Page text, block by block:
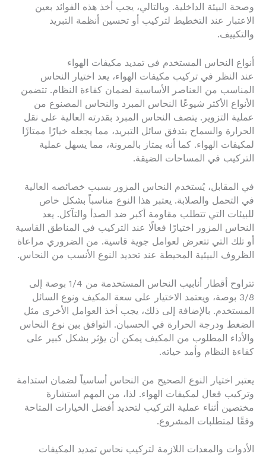
وصحة البيئة الداخلية. وبالتالي، يجب أخذ هذه الفوائد بعين
الاعتبار عند التخطيط لتركيب أو تحسين أنظمة التبريد
والتكييف.
أنواع النحاس المستخدم في تمديد مكيفات الهواء
عند النظر في تركيب مكيفات الهواء، يعد اختيار النحاس
المناسب من العناصر الأساسية لضمان كفاءة النظام. تتضمن
الأنواع الأكثر شيوعًا النحاس المبرد والنحاس المصنوع من
عملية التزوير. يتصف النحاس المبرد بقدرته العالية على نقل
الحرارة والسماح بتدفق سائل التبريد، مما يجعله خيارًا ممتازًا
لمكيفات الهواء. كما أنه يمتاز بالمرونة، مما يسهل عملية
التركيب في المساحات الضيقة.
في المقابل، يُستخدم النحاس المزور بسبب خصائصه العالية
في التحمل والصلابة. يعتبر هذا النوع مناسباً بشكل خاص
للبيئات التي تتطلب مقاومة أكبر ضد الصدأ والتآكل. يعد
النحاس المزور اختيارًا فعالًا عند التركيب في المناطق القاسية
أو تلك التي تتعرض لعوامل جوية قاسية. من الضروري مراعاة
الظروف البيئية المحيطة عند تحديد النوع الأنسب من النحاس.
تتراوح أقطار أنابيب النحاس المستخدمة من 1/4 بوصة إلى
3/8 بوصة، ويعتمد الاختيار على سعة المكيف ونوع السائل
المستخدم. بالإضافة إلى ذلك، يجب أخذ العوامل الأخرى مثل
الضغط ودرجة الحرارة في الحسبان. التوافق بين نوع النحاس
والأداء المطلوب من المكيف يمكن أن يؤثر بشكل كبير على
كفاءة النظام وأمد حياته.
يعتبر اختيار النوع الصحيح من النحاس أساسياً لضمان استدامة
وتركيب فعال لمكيفات الهواء. لذا، من المهم استشارة
مختصين أثناء عملية التركيب لتحديد أفضل الخيارات المتاحة
وفقًا لمتطلبات المشروع.
الأدوات والمعدات اللازمة لتركيب نحاس تمديد المكيفات